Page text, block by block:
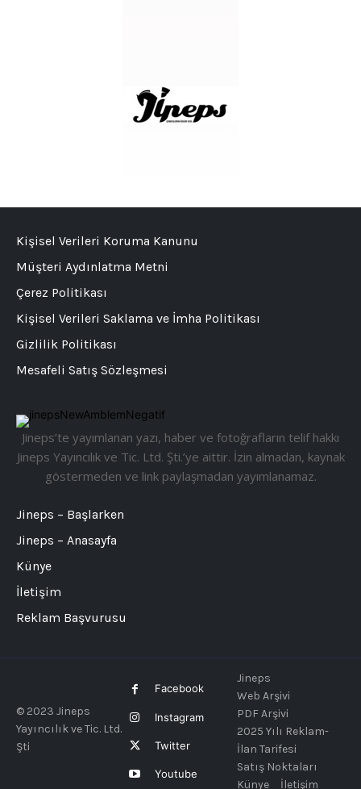
Jineps’te yayımlanan yazı, haber ve fotoğrafların telif hakkı
Jineps Yayıncılık ve Tic. Ltd. Şti.’ye aittir. İzin almadan, kaynak
göstermeden ve link paylaşmadan yayımlanamaz.
Jineps – Başlarken
Jineps – Anasayfa
Künye
İletişim
Reklam Başvurusu
Kişisel Verileri Koruma Kanunu
Müşteri Aydınlatma Metni
Çerez Politikası
Kişisel Verileri Saklama ve İmha Politikası
Gizlilik Politikası
Mesafeli Satış Sözleşmesi
© 2023 Jineps
Yayıncılık ve Tic. Ltd.
Şti
Facebook
Instagram
Twitter
Youtube
Jineps
Web Arşivi
PDF Arşivi
2025 Yılı Reklam-
İlan Tarifesi
Satış Noktaları
Künye
İletişim